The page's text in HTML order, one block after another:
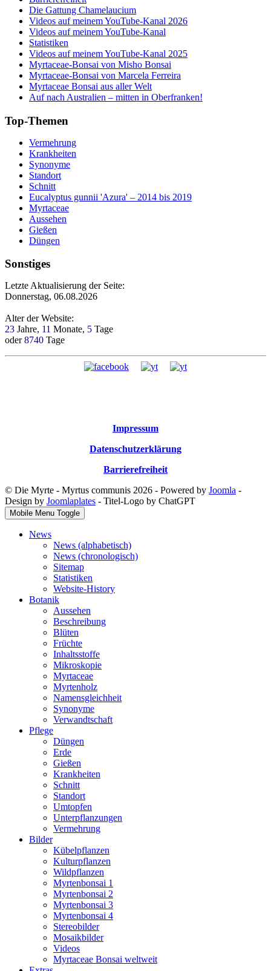
Die Gattung Chamelaucium
Videos auf meinem YouTube-Kanal 2026
Videos auf meinem YouTube-Kanal
Statistiken
Videos auf meinem YouTube-Kanal 2025
Myrtaceae-Bonsai von Misho Bonsai
Myrtaceae-Bonsai von Marcela Ferreira
Myrtaceae Bonsai aus aller Welt
Auf nach Australien – mitten in Oberfranken!
Top-Themen
Vermehrung
Krankheiten
Synonyme
Standort
Schnitt
Eucalyptus gunnii 'Azura' – 2014 bis 2019
Myrtaceae
Aussehen
Gießen
Düngen
Sonstiges
Letzte Aktualisierung der Seite:
Donnerstag, 06.08.2026
Alter der Website:
23 Jahre, 11 Monate, 5 Tage
oder8740 Tage
Impressum
Datenschutzerklärung
Barrierefreiheit
© Die Myrte - Myrtus communis 2026 - Powered by Joomla -
Design by Joomlaplates - Titel-Logo by ChatGPT
Mobile Menu Toggle
News
News (alphabetisch)
News (chronologisch)
Sitemap
Statistiken
Website-History
Botanik
Aussehen
Beschreibung
Blüten
Früchte
Inhaltsstoffe
Mikroskopie
Myrtaceae
Myrtenholz
Namensgleichheit
Synonyme
Verwandtschaft
Pflege
Düngen
Erde
Gießen
Krankheiten
Schnitt
Standort
Umtopfen
Unterpflanzungen
Vermehrung
Bilder
Kübelpflanzen
Kulturpflanzen
Wildpflanzen
Myrtenbonsai 1
Myrtenbonsai 2
Myrtenbonsai 3
Myrtenbonsai 4
Stereobilder
Mosaikbilder
Videos
Myrtaceae Bonsai weltweit